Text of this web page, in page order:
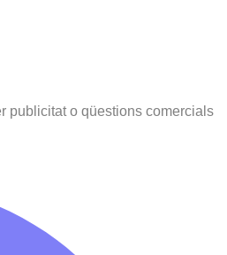
publicitat o qüestions comercials